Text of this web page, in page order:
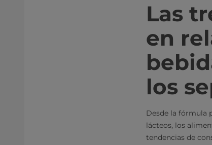
Las
en
los
Desde la fórmula
lácteos, los
tendencias de